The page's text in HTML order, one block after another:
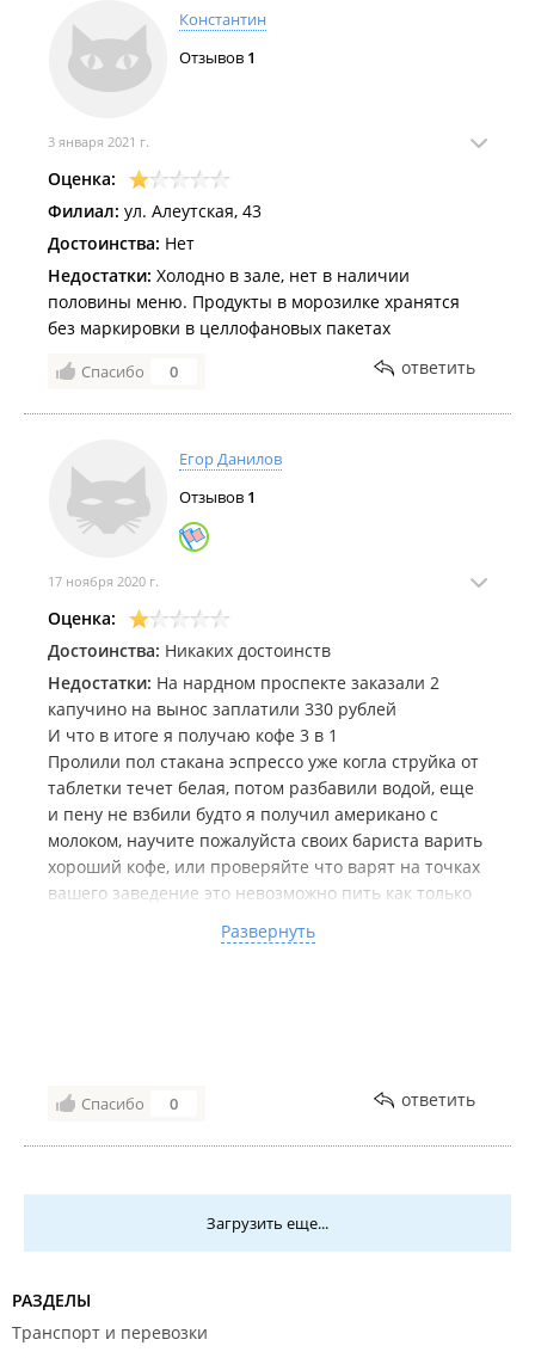
Апплодирую стоя 👏Константин
Отзывов 1
3 января 2021 г.
Оценка:
Филиал: ул. Алеутская, 43
Достоинства: Нет
Недостатки: Холодно в зале, нет в наличии
половины меню. Продукты в морозилке хранятся
без маркировки в целлофановых пакетах
Спасибо 0 ответить
Егор Данилов
Отзывов 1
17 ноября 2020 г.
Оценка:
Достоинства: Никаких достоинств
Недостатки: На нардном проспекте заказали 2
капучино на вынос заплатили 330 рублей
И что в итоге я получаю кофе 3 в 1
Пролили пол стакана эспрессо уже когла струйка от
таблетки течет белая, потом разбавили водой, еще
и пену не взбили будто я получил американо с
молоком, научите пожалуйста своих бариста варить
хороший кофе, или проверяйте что варят на точках
вашего заведение это невозможно пить как только
просто горячий не вкуса кофе ничего.
Развернуть
Спасибо 0 ответить
Загрузить еще...
РАЗДЕЛЫ
Транспорт и перевозки